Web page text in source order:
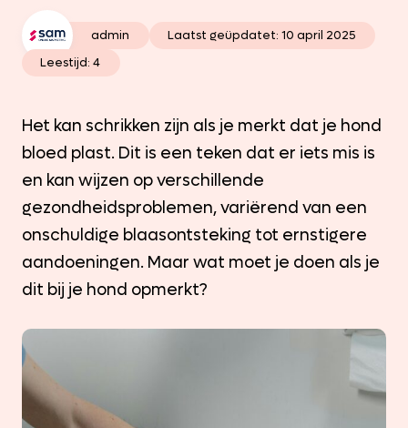
admin Laatst geüpdatet: 10 april 2025
Leestijd: 4
Het kan schrikken zijn als je merkt dat je hond
bloed plast. Dit is een teken dat er iets mis is
en kan wijzen op verschillende
gezondheidsproblemen, variërend van een
onschuldige blaasontsteking tot ernstigere
aandoeningen. Maar wat moet je doen als je
dit bij je hond opmerkt?